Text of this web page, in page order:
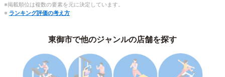
※掲載順位は複数の要素を元に決定しています。
※ ランキング評価の考え方
東御市で他のジャンルの店舗を探す